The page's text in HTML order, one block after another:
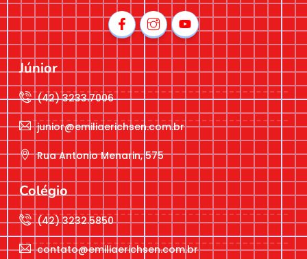
Júnior
(42) 3233.7006
junior@emiliaerichsen.com.br
Rua Antonio Menarin, 575
Colégio
(42) 3232.5850
contato@emiliaerichsen.com.br